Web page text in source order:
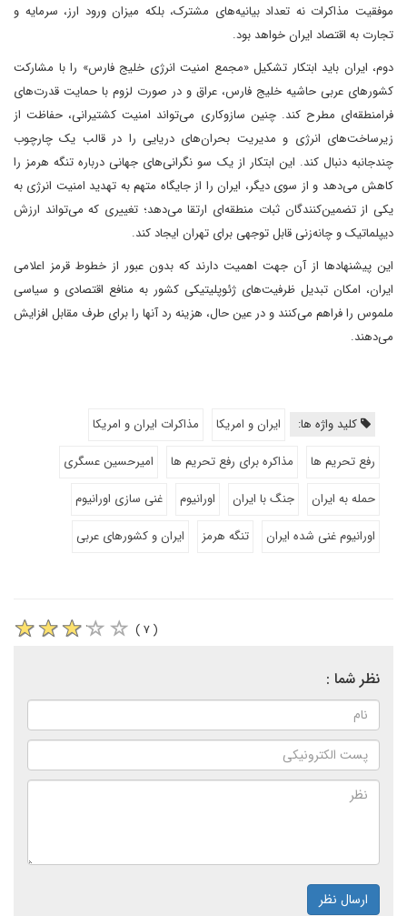
موفقیت مذاکرات نه تعداد بیانیه‌های مشترک، بلکه میزان ورود ارز، سرمایه و
تجارت به اقتصاد ایران خواهد بود.
دوم، ایران باید ابتکار تشکیل «مجمع امنیت انرژی خلیج فارس» را با مشارکت
کشورهای عربی حاشیه خلیج فارس، عراق و در صورت لزوم با حمایت قدرت‌های
فرامنطقه‌ای مطرح کند. چنین سازوکاری می‌تواند امنیت کشتیرانی، حفاظت از
زیرساخت‌های انرژی و مدیریت بحران‌های دریایی را در قالب یک چارچوب
چندجانبه دنبال کند. این ابتکار از یک سو نگرانی‌های جهانی درباره تنگه هرمز را
کاهش می‌دهد و از سوی دیگر، ایران را از جایگاه متهم به تهدید امنیت انرژی به
یکی از تضمین‌کنندگان ثبات منطقه‌ای ارتقا می‌دهد؛ تغییری که می‌تواند ارزش
دیپلماتیک و چانه‌زنی قابل توجهی برای تهران ایجاد کند.
این پیشنهادها از آن جهت اهمیت دارند که بدون عبور از خطوط قرمز اعلامی
ایران، امکان تبدیل ظرفیت‌های ژئوپلیتیکی کشور به منافع اقتصادی و سیاسی
ملموس را فراهم می‌کنند و در عین حال، هزینه رد آنها را برای طرف مقابل افزایش
می‌دهند.
کلید واژه ها: ایران و امریکا
مذاکرات ایران و امریکا
رفع تحریم ها
مذاکره برای رفع تحریم ها
امیرحسین عسگری
حمله به ایران
جنگ با ایران اورانیوم
غنی سازی اورانیوم
اورانیوم غنی شده ایران
تنگه هرمز ایران و کشورهای عربی
( ۷ )
نظر شما :
ارسال نظر